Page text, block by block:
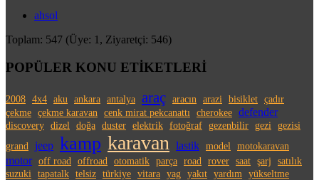
ahsol
Toplam: 547 (Üye: 1, Ziyaretçi: 546)
POPÜLER KONU ETİKETLERİ
2008 4x4 aku ankara antalya araç aracın arazi bisiklet çadır
çekme çekme karavan cenk mirat pekcanattı cherokee defender
discovery dizel doğa duster elektrik fotoğraf gezenbilir gezi
gezisi
grand
jeep kamp karavan lastik model motokaravan
motor off road offroad otomatik parça road rover saat şarj
satılık
suzuki
tapatalk telsiz türkiye vitara yag yakıt yardım yükseltme